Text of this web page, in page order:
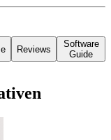
Reviews
Software
Guide